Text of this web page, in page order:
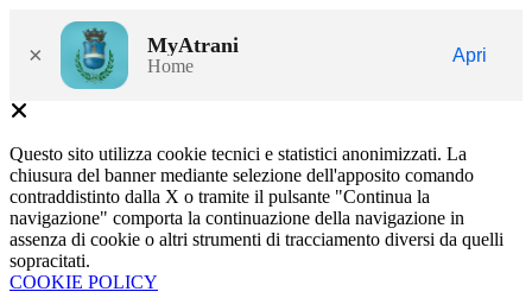
× MyAtrani
Home
Apri
Questo sito utilizza cookie tecnici e statistici anonimizzati. La
chiusura del banner mediante selezione dell'apposito comando
contraddistinto dalla X o tramite il pulsante "Continua la
navigazione" comporta la continuazione della navigazione in
assenza di cookie o altri strumenti di tracciamento diversi da quelli
sopracitati.
COOKIE POLICY